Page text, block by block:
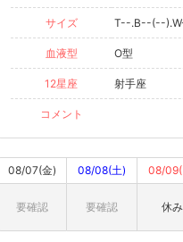
サイズ T--.B--(--
血液型 O型
12星座 射手座
コメント
08/07(金) 08/08(土) 08/09(
要確認 要確認 休み